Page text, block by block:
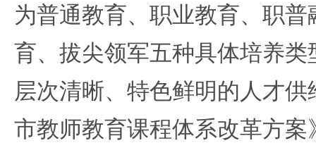
为普通教育、职业教育、职
育、拔尖领军五种具体培养
层次清晰、特色鲜明的人才
市教师教育课程体系改革方